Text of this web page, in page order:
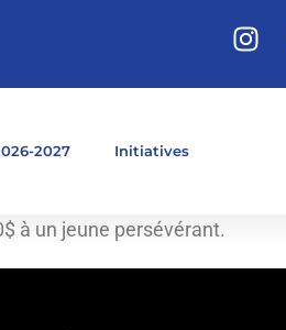
2027 Initiatives
à un jeune persévérant.